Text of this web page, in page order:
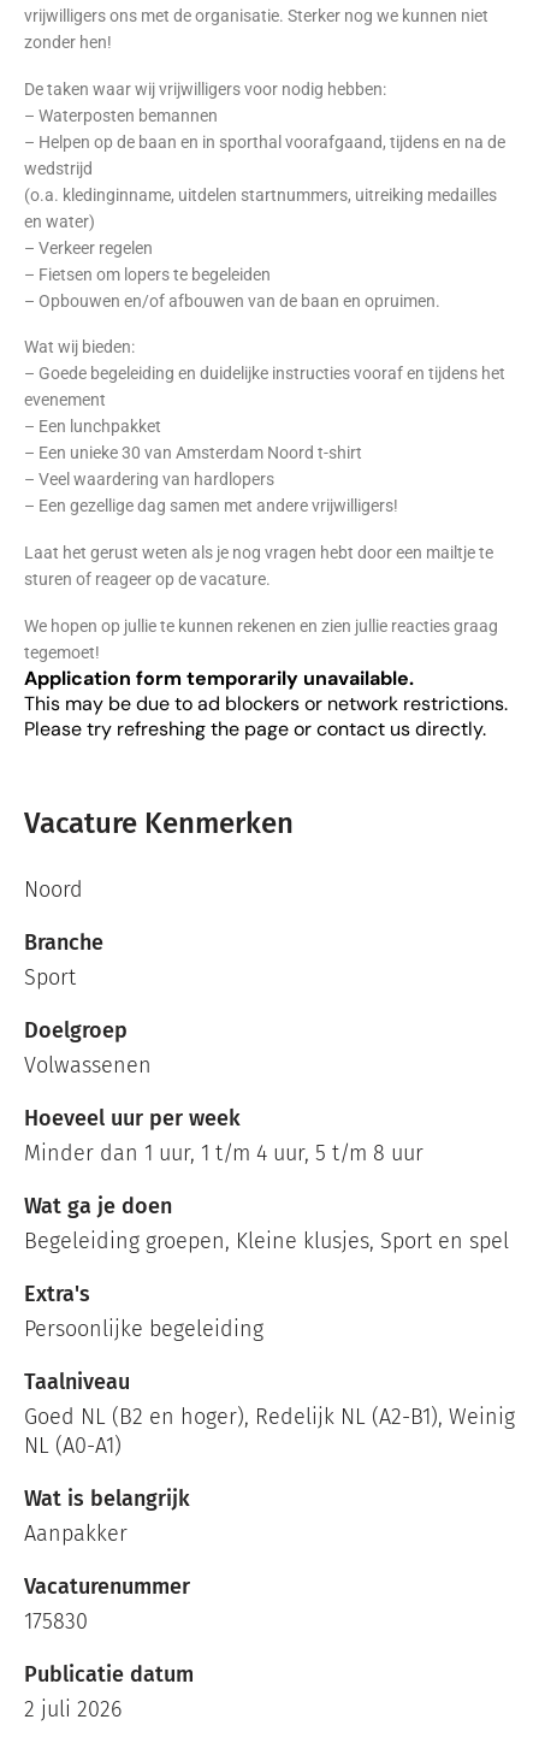
vrijwilligers ons met de organisatie. Sterker nog we kunnen niet
zonder hen!
De taken waar wij vrijwilligers voor nodig hebben:
– Waterposten bemannen
– Helpen op de baan en in sporthal voorafgaand, tijdens en na de
wedstrijd
(o.a. kledinginname, uitdelen startnummers, uitreiking medailles
en water)
– Verkeer regelen
– Fietsen om lopers te begeleiden
– Opbouwen en/of afbouwen van de baan en opruimen.
Wat wij bieden:
– Goede begeleiding en duidelijke instructies vooraf en tijdens het
evenement
– Een lunchpakket
– Een unieke 30 van Amsterdam Noord t-shirt
– Veel waardering van hardlopers
– Een gezellige dag samen met andere vrijwilligers!
Laat het gerust weten als je nog vragen hebt door een mailtje te
sturen of reageer op de vacature.
We hopen op jullie te kunnen rekenen en zien jullie reacties graag
tegemoet!
Application form temporarily unavailable.
This may be due to ad blockers or network restrictions.
Please try refreshing the page or contact us directly.
Vacature Kenmerken
Noord
Branche
Sport
Doelgroep
Volwassenen
Hoeveel uur per week
Minder dan 1 uur, 1 t/m 4 uur, 5 t/m 8 uur
Wat ga je doen
Begeleiding groepen, Kleine klusjes, Sport en spel
Extra's
Persoonlijke begeleiding
Taalniveau
Goed NL (B2 en hoger), Redelijk NL (A2-B1), Weinig
NL (A0-A1)
Wat is belangrijk
Aanpakker
Vacaturenummer
175830
Publicatie datum
2 juli 2026